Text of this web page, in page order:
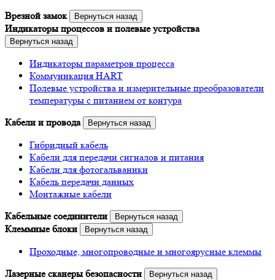
Врезной замок
Вернуться назад
Индикаторы процессов и полевые устройства
Вернуться назад
Индикаторы параметров процесса
Коммуникация HART
Полевые устройства и измерительные преобразователи
температуры с питанием от контура
Кабели и провода
Вернуться назад
Гибридный кабель
Кабели для передачи сигналов и питания
Кабели для фотогальваники
Кабель передачи данных
Монтажные кабели
Кабельные соединители
Вернуться назад
Клеммные блоки Вернуться назад
Проходные, многопроводные и многоярусные клеммы
Лазерные сканеры безопасности
Вернуться назад